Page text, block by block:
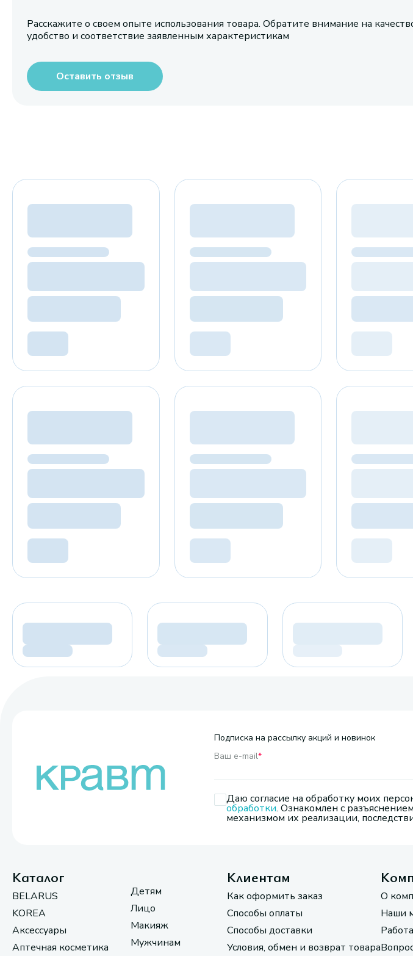
Расскажите о своем опыте использования товара. Обратите внимание на
удобство и соответствие заявленным характеристикам
Оставить отзыв
Подписка на рассылку акций и новинок
Ваш e-mail*
Даю согласие на обработку моих
обработки. Ознакомлен с
механизмом их реализации,
Каталог
BELARUS
KOREA
Аксессуары
Аптечная косметика
Детям
Лицо
Макияж
Мужчинам
Клиентам
Как оформить заказ
Способы оплаты
Способы доставки
Условия, обмен и возврат товара
О
Наши